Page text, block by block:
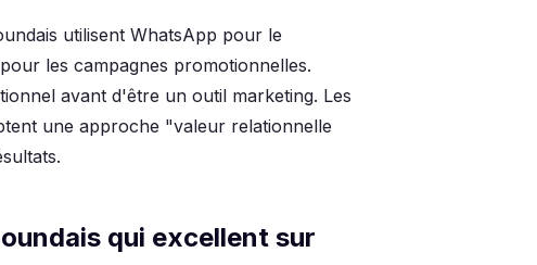
utilisent WhatsApp pour le
les campagnes promotionnelles.
avant d'être un outil marketing. Les
une approche "valeur relationnelle
qui excellent sur